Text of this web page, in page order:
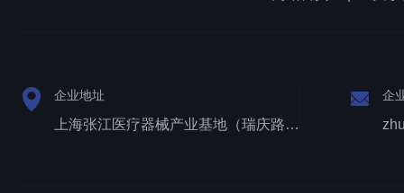
企业地址
上海张江医疗器械产业基地（瑞庆路528号）
企